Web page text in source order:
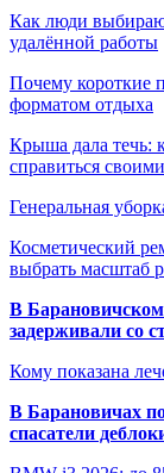
Как люди
удалённой работы
Почему короткие
форматом отдыха
Крыша дала течь:
справиться
Генеральная
Косметический
выбрать масштаб
В Барановичском
задерживали со
Кому показана
В Барановичах
спасатели